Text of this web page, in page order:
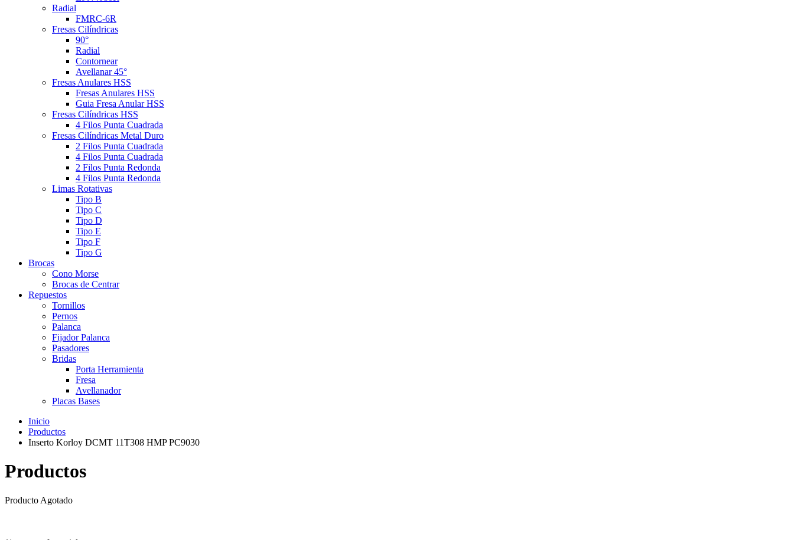
Radial
FMRC-6R
Fresas Cilíndricas
90°
Radial
Contornear
Avellanar 45°
Fresas Anulares HSS
Fresas Anulares HSS
Guia Fresa Anular HSS
Fresas Cilíndricas HSS
4 Filos Punta Cuadrada
Fresas Cilíndricas Metal Duro
2 Filos Punta Cuadrada
4 Filos Punta Cuadrada
2 Filos Punta Redonda
4 Filos Punta Redonda
Limas Rotativas
Tipo B
Tipo C
Tipo D
Tipo E
Tipo F
Tipo G
Brocas
Cono Morse
Brocas de Centrar
Repuestos
Tornillos
Pernos
Palanca
Fijador Palanca
Pasadores
Bridas
Porta Herramienta
Fresa
Avellanador
Placas Bases
Inicio
Productos
Inserto Korloy DCMT 11T308 HMP PC9030
Productos
Producto Agotado